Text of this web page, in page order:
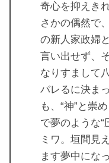
奇心を抑えき
さかの偶然で
の新人家政婦
言い出せず、
なりすまして
バレるに決ま
も、“神”と崇
で夢のような“
ミワ。垣間見
ます夢中にな